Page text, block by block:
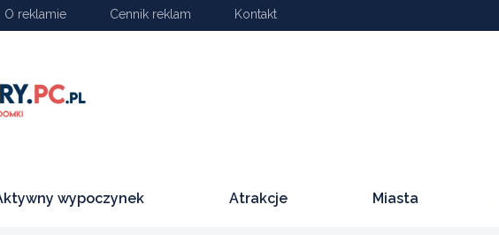
O reklamie Cennik reklam Kontakt
wypoczynek Atrakcje Miasta